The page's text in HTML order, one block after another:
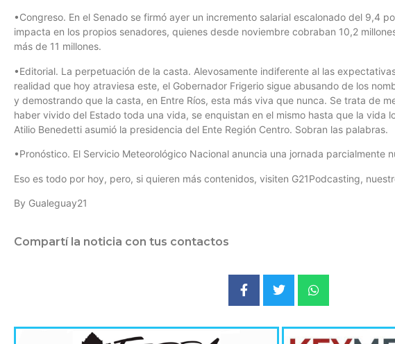
•Congreso. En el Senado se firmó ayer un incremento salarial escalonado del 9,4
impacta en los propios senadores, quienes desde noviembre cobraban 10,2
más de 11 millones.
•Editorial. La perpetuación de la casta. Alevosamente indiferente al las
realidad que hoy atraviesa este, el Gobernador Frigerio sigue abusando de los
y demostrando que la casta, en Entre Ríos, esta más viva que nunca. Se trata de
haber vivido del Estado toda una vida, se enquistan en el mismo hasta que la vida
Atilio Benedetti asumió la presidencia del Ente Región Centro. Sobran las palabras.
•Pronóstico. El Servicio Meteorológico Nacional anuncia una jornada parcialmente
Eso es todo por hoy, pero, si quieren más contenidos, visiten G21Podcasting,
By Gualeguay21
Compartí la noticia con tus contactos